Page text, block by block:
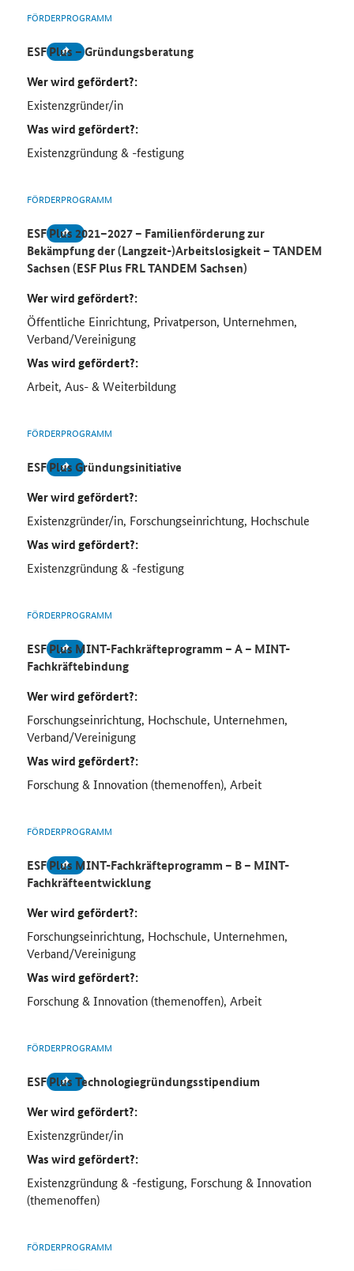
FÖRDERPROGRAMM
ESF Plus – Gründungsberatung
Wer wird gefördert?:
Existenzgründer/in
Was wird gefördert?:
Existenzgründung & -festigung
FÖRDERPROGRAMM
ESF Plus 2021–2027 – Familienförderung zur
Bekämpfung der (Langzeit-)Arbeitslosigkeit – TANDEM
Sachsen (ESF Plus FRL TANDEM Sachsen)
Wer wird gefördert?:
Öffentliche Einrichtung, Privatperson, Unternehmen,
Verband/Vereinigung
Was wird gefördert?:
Arbeit, Aus- & Weiterbildung
FÖRDERPROGRAMM
ESF Plus Gründungsinitiative
Wer wird gefördert?:
Existenzgründer/in, Forschungseinrichtung, Hochschule
Was wird gefördert?:
Existenzgründung & -festigung
FÖRDERPROGRAMM
ESF Plus MINT-Fachkräfteprogramm – A – MINT-
Fachkräftebindung
Wer wird gefördert?:
Forschungseinrichtung, Hochschule, Unternehmen,
Verband/Vereinigung
Was wird gefördert?:
Forschung & Innovation (themenoffen), Arbeit
FÖRDERPROGRAMM
ESF Plus MINT-Fachkräfteprogramm – B – MINT-
Fachkräfteentwicklung
Wer wird gefördert?:
Forschungseinrichtung, Hochschule, Unternehmen,
Verband/Vereinigung
Was wird gefördert?:
Forschung & Innovation (themenoffen), Arbeit
FÖRDERPROGRAMM
ESF Plus Technologiegründungsstipendium
Wer wird gefördert?:
Existenzgründer/in
Was wird gefördert?:
Existenzgründung & -festigung, Forschung & Innovation
(themenoffen)
FÖRDERPROGRAMM